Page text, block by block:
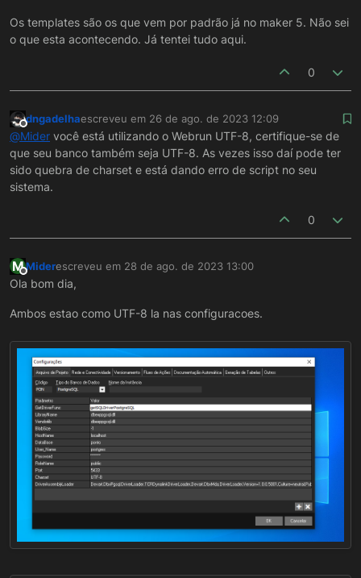
Os templates são os que vem por padrão já no maker 5. Não sei
o que esta acontecendo. Já tentei tudo aqui.
0
Offline
dngadelhaescreveu em 26 de ago. de 2023 12:09
última edição por
@Mider você está utilizando o Webrun UTF-8, certifique-se de
que seu banco também seja UTF-8. As vezes isso daí pode ter
sido quebra de charset e está dando erro de script no seu
sistema.
0
M
Offline
Miderescreveu em 28 de ago. de 2023 13:00
última edição por
Ola bom dia,
Ambos estao como UTF-8 la nas configuracoes.